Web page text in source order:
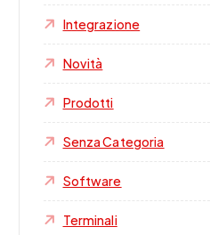
Integrazione
Novità
Prodotti
Senza Categoria
Software
Terminali